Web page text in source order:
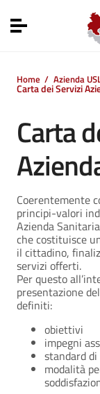
Vai al menu di
Toggle navigation
Home / Azienda
Carta dei Servizi
Carta
Coerentemente
principi-valori
Azienda
che costituisce
il cittadino,
servizi offerti.
Per questo
presentazione
definiti:
obiettivi
impegni
standard
modalità